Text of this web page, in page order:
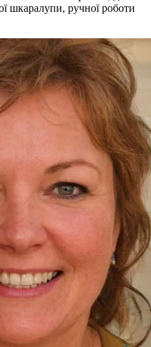
шкаралупи, ручної роботи